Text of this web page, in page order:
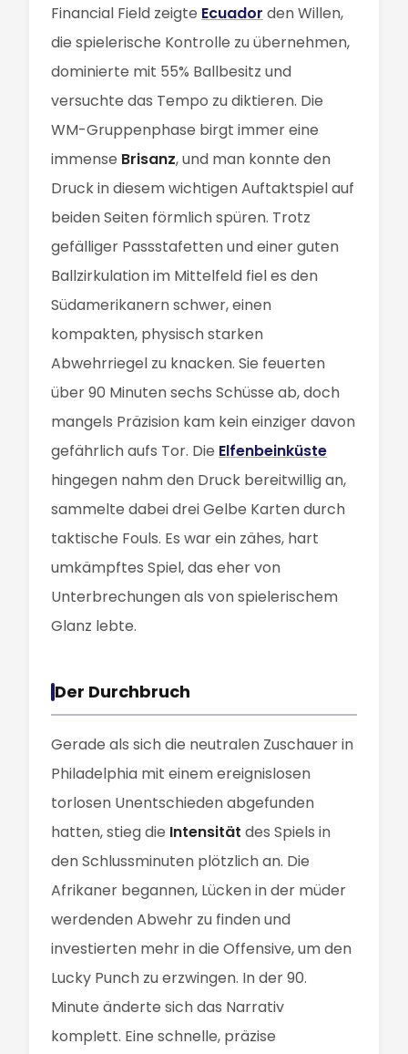
Financial Field zeigte Ecuador den Willen,
die spielerische Kontrolle zu übernehmen,
dominierte mit 55% Ballbesitz und
versuchte das Tempo zu diktieren. Die
WM-Gruppenphase birgt immer eine
immense Brisanz, und man konnte den
Druck in diesem wichtigen Auftaktspiel auf
beiden Seiten förmlich spüren. Trotz
gefälliger Passstafetten und einer guten
Ballzirkulation im Mittelfeld fiel es den
Südamerikanern schwer, einen
kompakten, physisch starken
Abwehrriegel zu knacken. Sie feuerten
über 90 Minuten sechs Schüsse ab, doch
mangels Präzision kam kein einziger davon
gefährlich aufs Tor. Die Elfenbeinküste
hingegen nahm den Druck bereitwillig an,
sammelte dabei drei Gelbe Karten durch
taktische Fouls. Es war ein zähes, hart
umkämpftes Spiel, das eher von
Unterbrechungen als von spielerischem
Glanz lebte.
Der Durchbruch
Gerade als sich die neutralen Zuschauer in
Philadelphia mit einem ereignislosen
torlosen Unentschieden abgefunden
hatten, stieg die Intensität des Spiels in
den Schlussminuten plötzlich an. Die
Afrikaner begannen, Lücken in der müder
werdenden Abwehr zu finden und
investierten mehr in die Offensive, um den
Lucky Punch zu erzwingen. In der 90.
Minute änderte sich das Narrativ
komplett. Eine schnelle, präzise